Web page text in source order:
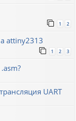
1 2
attiny2313
1 2 3
UART